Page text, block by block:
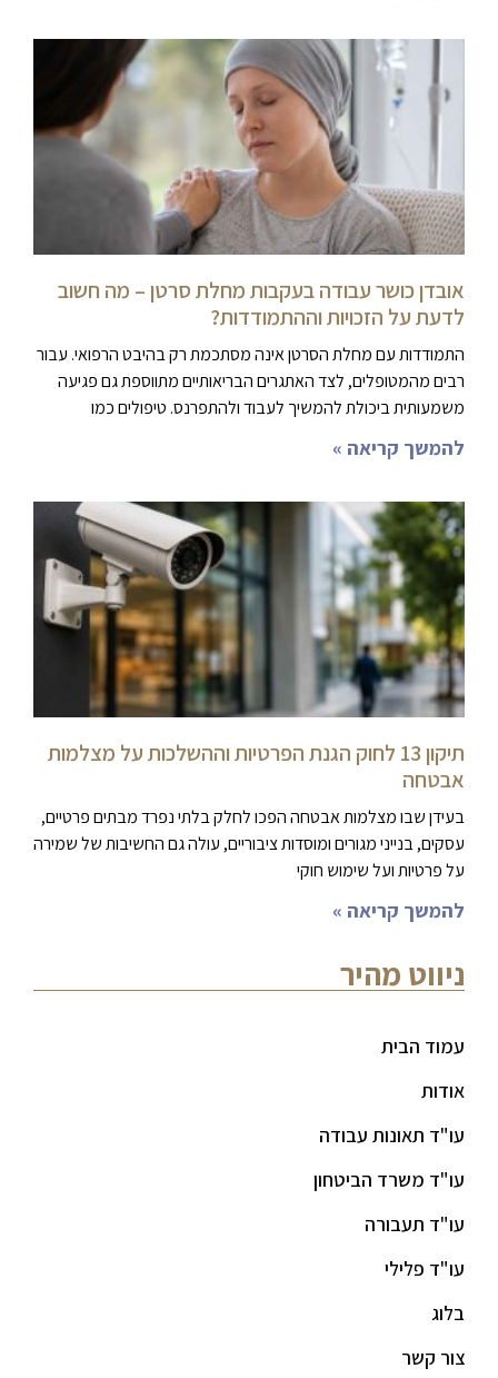
אובדן כושר עבודה בעקבות מחלת סרטן – מה חשוב
לדעת על הזכויות וההתמודדות?
התמודדות עם מחלת הסרטן אינה מסתכמת רק בהיבט הרפואי. עבור
רבים מהמטופלים, לצד האתגרים הבריאותיים מתווספת גם פגיעה
משמעותית ביכולת להמשיך לעבוד ולהתפרנס. טיפולים כמו
להמשך קריאה »
תיקון 13 לחוק הגנת הפרטיות וההשלכות על מצלמות
אבטחה
בעידן שבו מצלמות אבטחה הפכו לחלק בלתי נפרד מבתים פרטיים,
עסקים, בנייני מגורים ומוסדות ציבוריים, עולה גם החשיבות של שמירה
על פרטיות ועל שימוש חוקי
להמשך קריאה »
ניווט מהיר
עמוד הבית
אודות
עו"ד תאונות עבודה
עו"ד משרד הביטחון
עו"ד תעבורה
עו"ד פלילי
בלוג
צור קשר